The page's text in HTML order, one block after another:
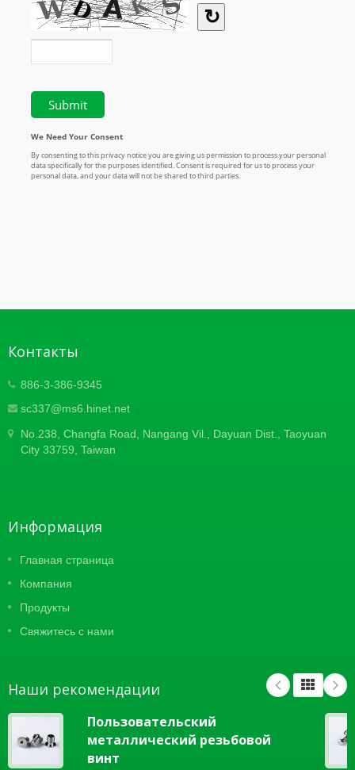
Контакты
886-3-386-9345
sc337@ms6.hinet.net
No.238, Changfa Road, Nangang Vil., Dayuan Dist., Taoyuan
City 33759, Taiwan
Информация
Главная страница
Компания
Продукты
Свяжитесь с нами
Наши рекомендации
Пользовательский
металлический резьбовой
винт